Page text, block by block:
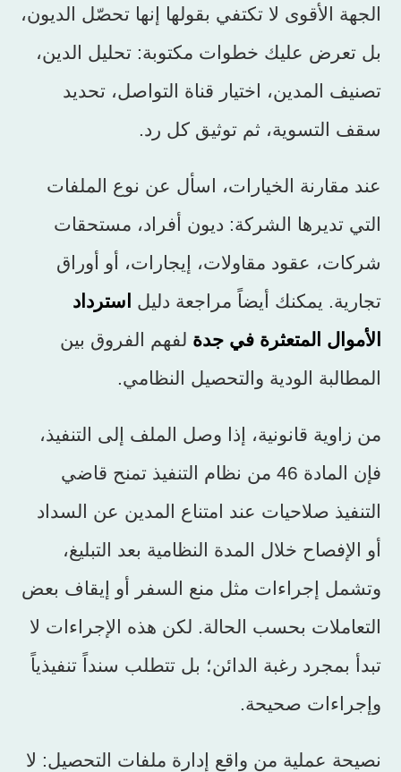
الجهة الأقوى لا تكتفي بقولها إنها تحصّل الديون،
بل تعرض عليك خطوات مكتوبة: تحليل الدين،
تصنيف المدين، اختيار قناة التواصل، تحديد
سقف التسوية، ثم توثيق كل رد.
عند مقارنة الخيارات، اسأل عن نوع الملفات
التي تديرها الشركة: ديون أفراد، مستحقات
شركات، عقود مقاولات، إيجارات، أو أوراق
تجارية. يمكنك أيضاً مراجعة دليل
استرداد
الأموال المتعثرة في جدة لفهم الفروق بين
المطالبة الودية والتحصيل النظامي.
من زاوية قانونية، إذا وصل الملف إلى التنفيذ،
فإن المادة 46 من نظام التنفيذ تمنح قاضي
التنفيذ صلاحيات عند امتناع المدين عن السداد
أو الإفصاح خلال المدة النظامية بعد التبليغ،
وتشمل إجراءات مثل منع السفر أو إيقاف بعض
التعاملات بحسب الحالة. لكن هذه الإجراءات لا
تبدأ بمجرد رغبة الدائن؛ بل تتطلب سنداً تنفيذياً
وإجراءات صحيحة.
نصيحة عملية من واقع إدارة ملفات التحصيل: لا